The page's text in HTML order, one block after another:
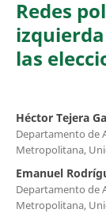
Redes
las
Héctor Tejera
Departamento de
Metropolitana,
Emanuel
Departamento de
Metropolitana,